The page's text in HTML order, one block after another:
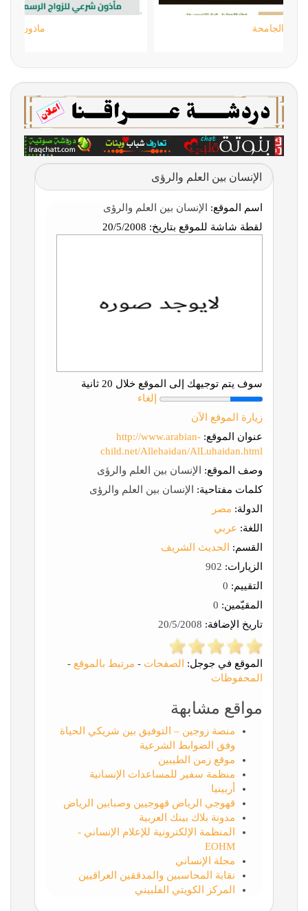
الإنسان بين العلم والرؤى
اسم الموقع: الإنسان بين العلم والرؤى
لقطة شاشة للموقع بتاريخ:
سوف يتم توجيهك إلى الموقع خلال 20 ثانية
إلغاء
زيارة الموقع الآن
عنوان الموقع: http://www.arabian-
child.net/Allehaidan/AlLuhaidan.html
وصف الموقع: الإنسان بين العلم والرؤى
كلمات مفتاحية: الإنسان بين العلم والرؤى
الدولة: مصر
اللغة: عربي
القسم:
الحديث الشريف
الزيارات:
التقييم:
المقيّمين:
تاريخ الإضافة:
الموقع في جوجل: الصفحات - مرتبط بالموقع -
المحفوظات
مواقع مشابهة
منصة زوجين – التوفيق بين شريكي الحياة
وفق الضوابط الشرعية
موقع زمن الطيبين
منظمة سفير للمساعدات الإنسانية
أربينيا
قهوجي الرياض قهوجيين وصبابين الرياض
مدونة بلاك بينك العربية
المنظمة الإلكترونية للإعلام الإنساني -
EOHM
مجلة الإنساني
نقابة المحاسبين والمدققين العراقيين
المركز الكويتي الفلبيني